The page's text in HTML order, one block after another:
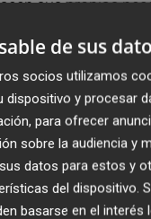
sus propias
concesión
Illa - de una
para que
PP, que este
para
, había pedido a
de sus
socios utilizamos
dispositivo y procesar
para ofrecer
sobre la audiencia y
datos para estos y
del dispositivo.
basarse en el